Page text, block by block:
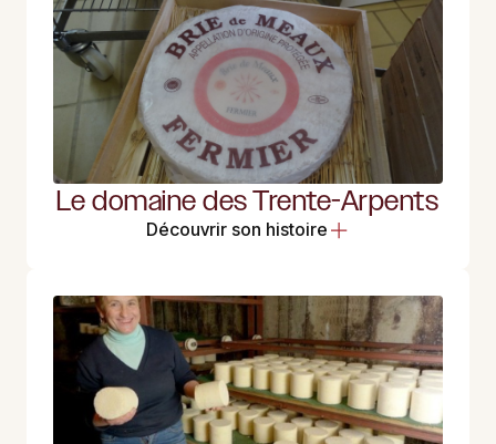
Le domaine des Trente-Arpents
Découvrir son histoire